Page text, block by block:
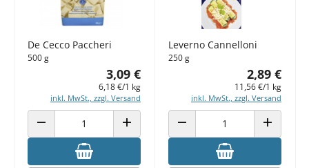
De Cecco Paccheri
500 g
3,09 €
6,18 €/1 kg
inkl. MwSt., zzgl. Versand
ANZAHL VERRINGERN ANZAHL ERHÖHEN
Leverno Cannelloni
250 g
2,89 €
11,56 €/1 kg
inkl. MwSt., zzgl. Versand
ANZAHL VERRINGERN ANZAHL